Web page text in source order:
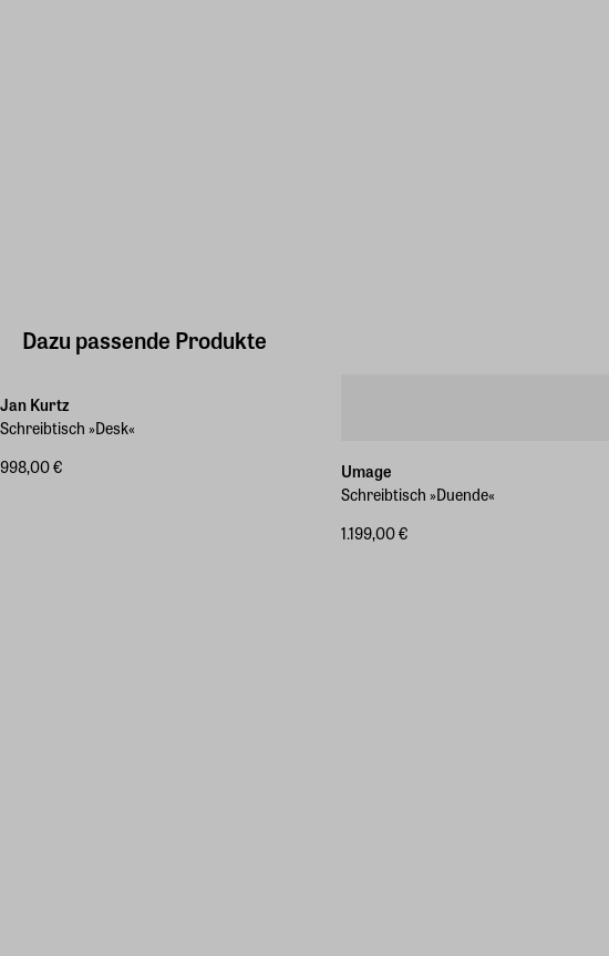
Dazu passende Produkte
Jan Kurtz
Schreibtisch »Desk«
998,00 €
Umage
Schreibtisch »Duende«
1.199,00 €